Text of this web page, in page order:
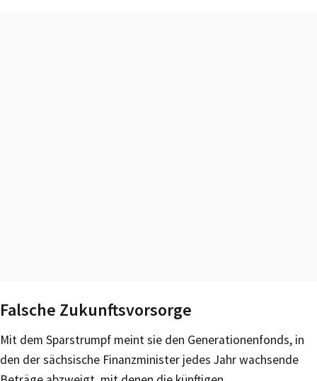
Falsche Zukunftsvorsorge
Mit dem Sparstrumpf meint sie den Generationenfonds, in
den der sächsische Finanzminister jedes Jahr wachsende